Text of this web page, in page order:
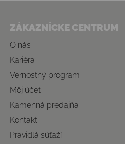
ZÁKAZNÍCKE CENTRUM
O nás
Kariéra
Vernostný program
Môj účet
Kamenná predajňa
Kontakt
Pravidlá súťaží